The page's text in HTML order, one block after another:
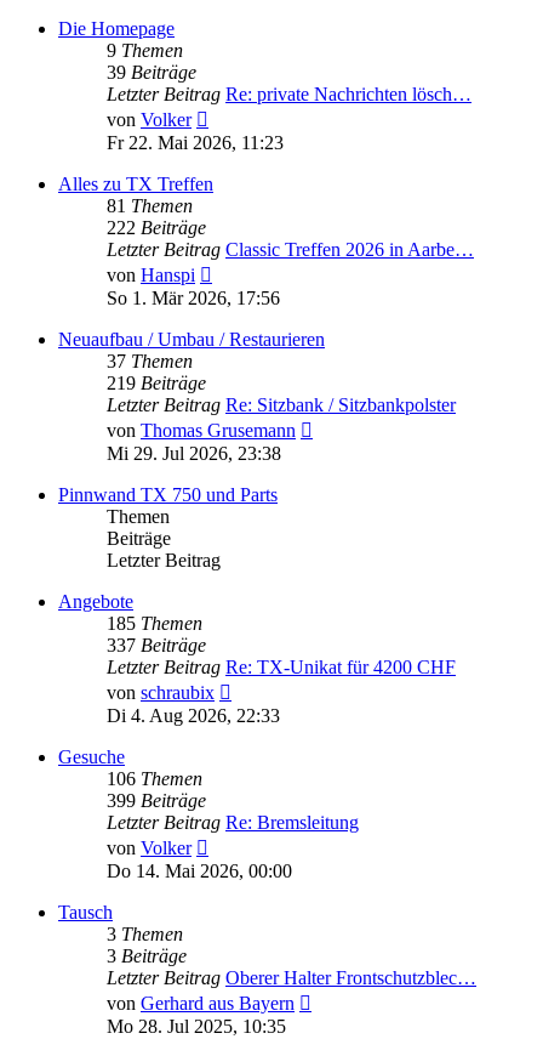
Die Homepage
9 Themen
39 Beiträge
Letzter Beitrag Re: private Nachrichten lösch…
von Volker
Beitrag
Fr 22. Mai 2026, 11:23
Alles zu TX Treffen
81 Themen
222 Beiträge
Letzter Beitrag Classic Treffen 2026 in Aarbe…
von Hanspi
Beitrag
So 1. Mär 2026, 17:56
Neuaufbau / Umbau / Restaurieren
37 Themen
219 Beiträge
Letzter Beitrag Re: Sitzbank / Sitzbankpolster
von Thomas Grusemann
Mi 29. Jul 2026, 23:38
Pinnwand TX 750 und Parts
Themen
Beiträge
Letzter Beitrag
Angebote
185 Themen
337 Beiträge
Letzter Beitrag Re: TX-Unikat für 4200 CHF
von schraubix
Beitrag
Di 4. Aug 2026, 22:33
Gesuche
106 Themen
399 Beiträge
Letzter Beitrag Re: Bremsleitung
von Volker
Beitrag
Do 14. Mai 2026, 00:00
Tausch
3 Themen
3 Beiträge
Letzter Beitrag Oberer Halter Frontschutzblec…
von Gerhard aus Bayern
Mo 28. Jul 2025, 10:35